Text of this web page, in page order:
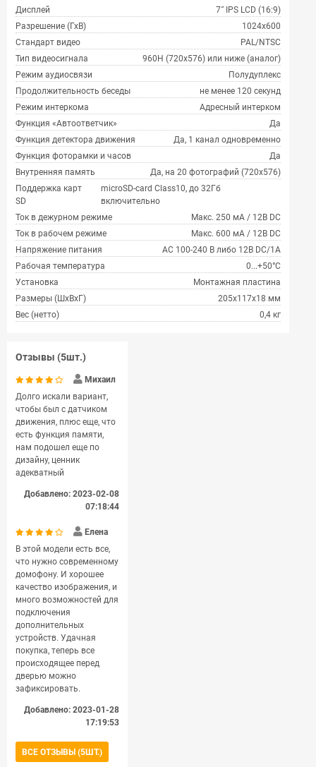
Дисплей
7˝ IPS LCD (16:9)
Разрешение (ГхВ)
1024x600
Стандарт видео
PAL/NTSC
Тип видеосигнала
960H (720х576) или ниже (аналог)
Режим аудиосвязи
Полудуплекс
Продолжительность беседы
не менее 120 секунд
Режим интеркома
Адресный интерком
Функция «Автоответчик»
Да
Функция детектора движения
Да, 1 канал одновременно
Функция фоторамки и часов
Да
Внутренняя память
Да, на 20 фотографий (720x576)
Поддержка карт
SD
microSD-card Class10, до 32Гб
включительно
Ток в дежурном режиме
Макс. 250 мА / 12В DC
Ток в рабочем режиме
Макс. 600 мА / 12В DC
Напряжение питания
АС 100-240 В либо 12В DC/1A
Рабочая температура
0...+50°С
Установка
Монтажная пластина
Размеры (ШхВхГ)
205x117x18 мм
Вес (нетто)
0,4 кг
Отзывы (5шт.)
Михаил
Долго искали вариант,
чтобы был с датчиком
движения, плюс еще, что
есть функция памяти,
нам подошел еще по
дизайну, ценник
адекватный
Добавлено: 2023-02-08
07:18:44
Елена
В этой модели есть все,
что нужно современному
домофону. И хорошее
качество изображения, и
много возможностей для
подключения
дополнительных
устройств. Удачная
покупка, теперь все
происходящее перед
дверью можно
зафиксировать.
Добавлено: 2023-01-28
17:19:53
ВСЕ ОТЗЫВЫ (5ШТ.)